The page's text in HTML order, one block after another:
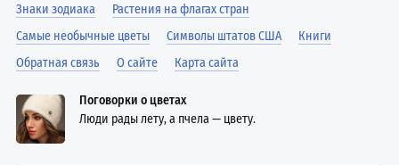
Знаки зодиака
Растения на флагах стран
Самые необычные цветы
Символы штатов США
Книги
Обратная связь
О сайте Карта сайта
Поговорки о цветах
Люди рады лету, а пчела — цвету.